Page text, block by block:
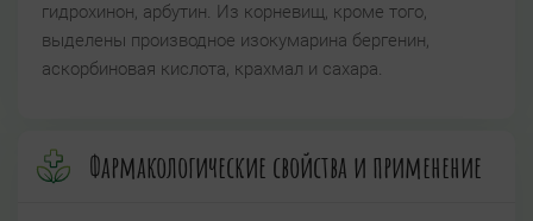
гидрохинон, арбутин. Из корневищ, кроме того,
выделены производное изокумарина бергенин,
аскорбиновая кислота, крахмал и сахара.
Фармакологические свойства и применение